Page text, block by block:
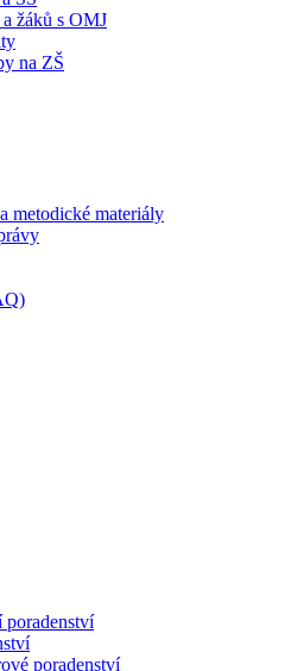
žáků s OMJ
na ZŠ
metodické materiály
poradenství
poradenství